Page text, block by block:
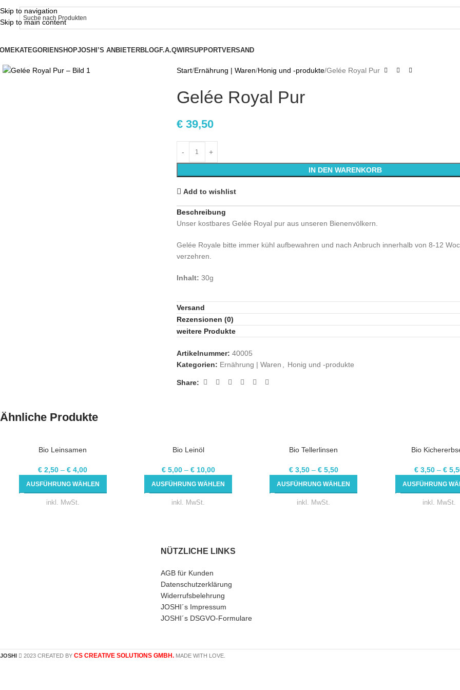
Skip to navigation
Skip to main content
KATEGORIENSHOPJOSHI’S ANBIETERBLOGF.A.QWIRSUPPORTVERSAND
Start Ernährung | Waren Honig und -produkte Gelée Royal Pur
Gelée Royal Pur
€39,50
IN DEN WARENKORB
Add to wishlist
Beschreibung
Unser kostbares Gelée Royal pur aus unseren Bienenvölkern.
Gelée Royale bitte immer kühl aufbewahren und nach Anbruch innerhalb von 8-12
verzehren.
Inhalt: 30g
Versand
Rezensionen (0)
weitere Produkte
Artikelnummer: 40005
Kategorien: Ernährung | Waren Honig und -produkte
Share:
Ähnliche Produkte
Bio Leinsamen
€ 2,50 –€ 4,00
AUSFÜHRUNG WÄHLEN
inkl. MwSt.
Bio Leinöl
€5,00– €10,00
AUSFÜHRUNG WÄHLEN
inkl. MwSt.
Bio Tellerlinsen
€3,50– €5,50
AUSFÜHRUNG WÄHLEN
inkl. MwSt.
Bio
€ 3,50 –€
AUSFÜHRUNG
inkl. MwSt.
NÜTZLICHE LINKS
AGB für Kunden
Datenschutzerklärung
Widerrufsbelehrung
JOSHI´s Impressum
JOSHI´s DSGVO-Formulare
JOSHI 2023 CREATED BY CS CREATIVE SOLUTIONS GMBH. MADE WITH LOVE.